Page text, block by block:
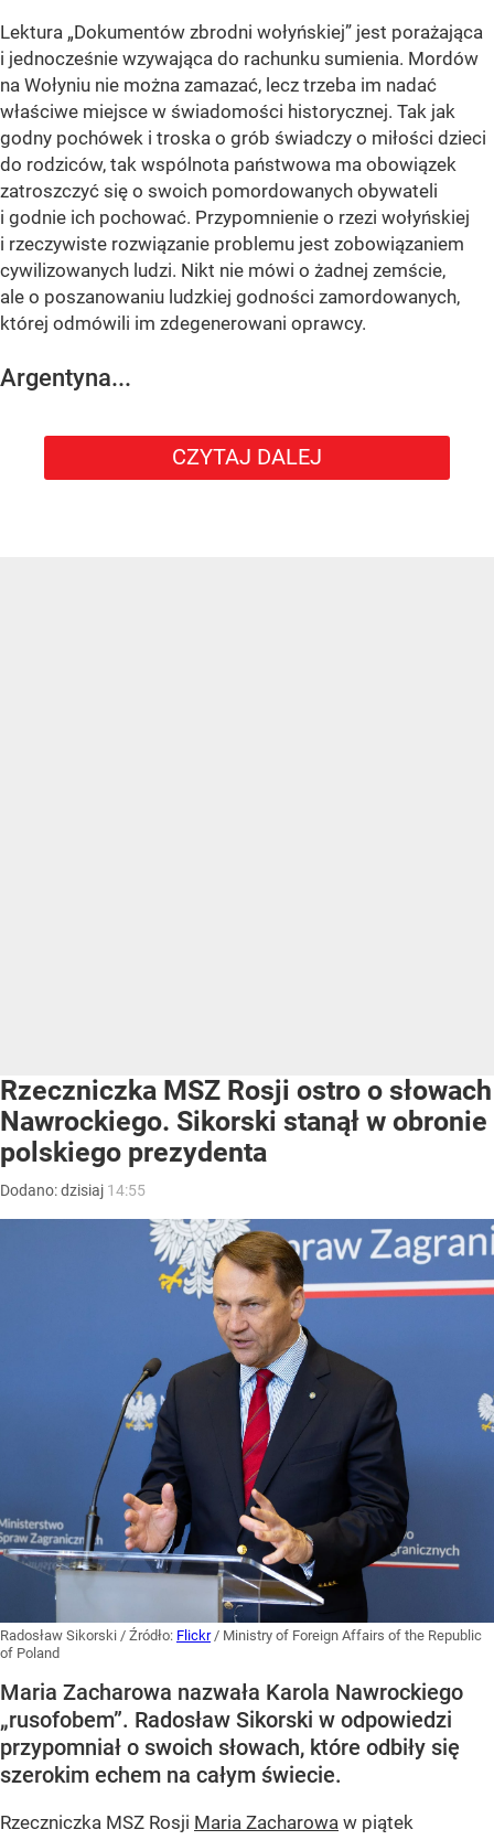
Lektura „Dokumentów zbrodni wołyńskiej” jest porażająca
i jednocześnie wzywająca do rachunku sumienia. Mordów
na Wołyniu nie można zamazać, lecz trzeba im nadać
właściwe miejsce w świadomości historycznej. Tak jak
godny pochówek i troska o grób świadczy o miłości dzieci
do rodziców, tak wspólnota państwowa ma obowiązek
zatroszczyć się o swoich pomordowanych obywateli
i godnie ich pochować. Przypomnienie o rzezi wołyńskiej
i rzeczywiste rozwiązanie problemu jest zobowiązaniem
cywilizowanych ludzi. Nikt nie mówi o żadnej zemście,
ale o poszanowaniu ludzkiej godności zamordowanych,
której odmówili im zdegenerowani oprawcy.
Argentyna...
CZYTAJ DALEJ
Rzeczniczka MSZ Rosji ostro o słowach
Nawrockiego. Sikorski stanął w obronie
polskiego prezydenta
Dodano:dzisiaj 14:55
Radosław Sikorski / Źródło: Flickr / Ministry of Foreign Affairs of the Republic
of Poland
Maria Zacharowa nazwała Karola Nawrockiego
„rusofobem”. Radosław Sikorski w odpowiedzi
przypomniał o swoich słowach, które odbiły się
szerokim echem na całym świecie.
Rzeczniczka MSZ Rosji Maria Zacharowa w piątek